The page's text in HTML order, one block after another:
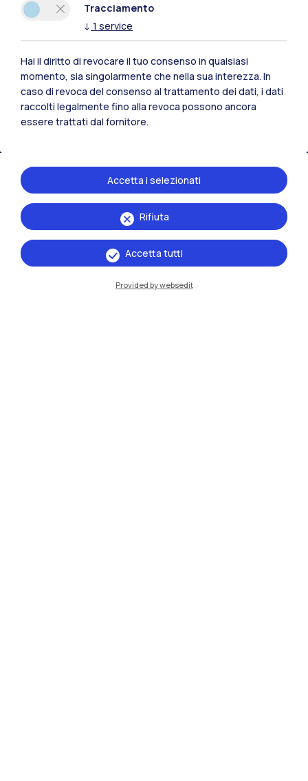
Polimi Community
Tutti i siti dell’ecosistema
Tracciamento
↓ 1 service
Hai il diritto di revocare il tuo consenso in qualsiasi
momento, sia singolarmente che nella sua interezza. In
caso di revoca del consenso al trattamento dei dati, i dati
raccolti legalmente fino alla revoca possono ancora
essere trattati dal fornitore.
Rifiuta
Accetta i selezionati
Accetta tutti
Provided by websedit